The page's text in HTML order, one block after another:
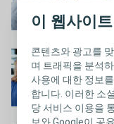
이 웹사이
콘텐츠와 광고를
며 트래픽을 분석
사용에 대한 정보
합니다. 이러한 소
당 서비스 이용을
보와 Google이 공